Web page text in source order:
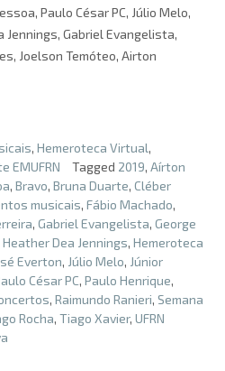
Paulo César PC, Júlio Melo,
Jennings, Gabriel Evangelista,
Joelson Temóteo, Airton
, Hemeroteca Virtual,
EMUFRN Tagged 2019, Aírton
, Bravo, Bruna Duarte, Cléber
musicais, Fábio Machado,
, Gabriel Evangelista, George
Heather Dea Jennings, Hemeroteca
Everton, Júlio Melo, Júnior
César PC, Paulo Henrique,
, Raimundo Ranieri, Semana
Rocha, Tiago Xavier, UFRN